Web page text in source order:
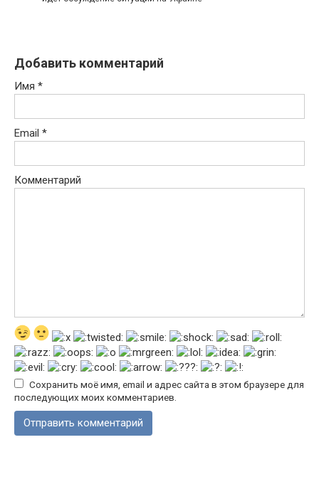
Добавить комментарий
Имя *
Email *
Комментарий
Сохранить моё имя, email и адрес сайта в этом браузере для
последующих моих комментариев.